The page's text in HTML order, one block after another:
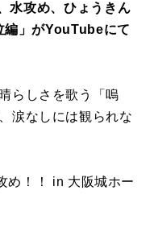
水攻め、ひょうきん
編」がYouTubeにて
らしさを歌う「嗚
涙なしには観られな
め！！ in 大阪城ホー